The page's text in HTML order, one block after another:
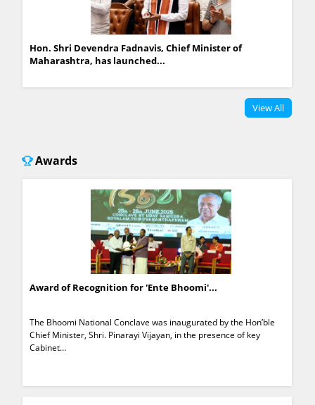
Hon. Shri Devendra Fadnavis, Chief Minister of
Maharashtra, has launched...
View All
Awards
Award of Recognition for 'Ente Bhoomi'...
The Bhoomi National Conclave was inaugurated by the Hon’ble
Chief Minister, Shri. Pinarayi Vijayan, in the presence of key
Cabinet…